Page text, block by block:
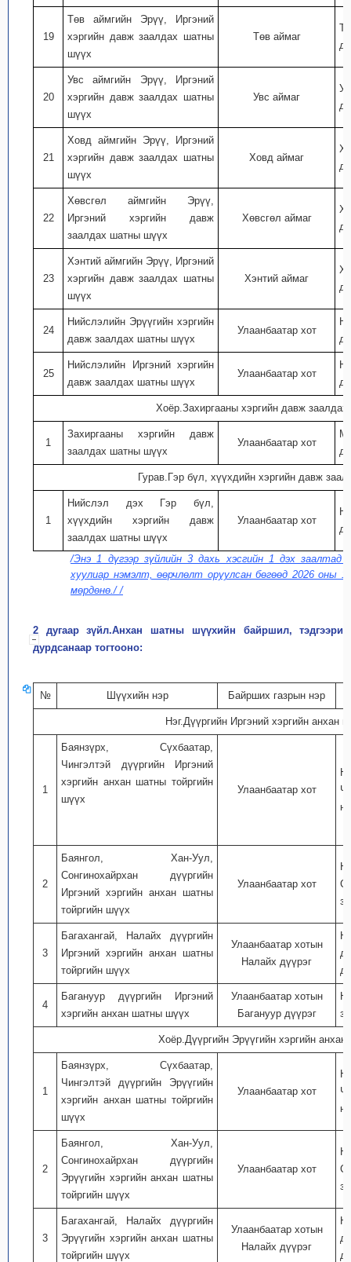
19
Төв аймгийн Эрүү, Иргэний
хэргийн давж заалдах шатны
шүүх
Төв аймаг
20
Увс аймгийн Эрүү, Иргэний
хэргийн давж заалдах шатны
шүүх
Увс аймаг
21
Ховд аймгийн Эрүү, Иргэний
хэргийн давж заалдах шатны
шүүх
Ховд аймаг
22
Хөвсгөл аймгийн Эрүү,
Иргэний хэргийн давж
заалдах шатны шүүх
Хөвсгөл аймаг
23
Хэнтий аймгийн Эрүү, Иргэний
хэргийн давж заалдах шатны
шүүх
Хэнтий аймаг
24
Нийслэлийн Эрүүгийн хэргийн
давж заалдах шатны шүүх
Улаанбаатар хот
25
Нийслэлийн Иргэний хэргийн
давж заалдах шатны шүүх
Улаанбаатар хот
Хоёр.Захиргааны хэргийн давж
1
Захиргааны хэргийн давж
заалдах шатны шүүх
Улаанбаатар хот
Гурав.Гэр бүл, хүүхдийн хэргийн давж
1
Нийслэл дэх Гэр бүл,
хүүхдийн хэргийн давж
заалдах шатны шүүх
Улаанбаатар хот
/Энэ 1 дүгээр зүйлийн 3 дахь хэсгийн 1 дэх
хуулиар нэмэлт, өөрчлөлт оруулсан бөгөөд 2026 оны
мөрдөнө./ /
2 дугаар зүйл.Анхан шатны шүүхийн байршил,
дурдсанаар тогтооно:
№ Шүүхийн нэр Байрших газрын нэр
Нэг.Дүүргийн Иргэний хэргийн анхан
1
Баянзүрх, Сүхбаатар,
Чингэлтэй дүүргийн Иргэний
хэргийн анхан шатны тойргийн
шүүх
Улаанбаатар хот
2
Баянгол, Хан-Уул,
Сонгинохайрхан дүүргийн
Иргэний хэргийн анхан шатны
тойргийн шүүх
Улаанбаатар хот
3
Багахангай, Налайх дүүргийн
Иргэний хэргийн анхан шатны
тойргийн шүүх
Улаанбаатар хотын
Налайх дүүрэг
4
Багануур дүүргийн Иргэний
хэргийн анхан шатны шүүх
Улаанбаатар хотын
Багануур дүүрэг
Хоёр.Дүүргийн Эрүүгийн хэргийн
1
Баянзүрх, Сүхбаатар,
Чингэлтэй дүүргийн Эрүүгийн
хэргийн анхан шатны тойргийн
шүүх
Улаанбаатар хот
2
Баянгол, Хан-Уул,
Сонгинохайрхан дүүргийн
Эрүүгийн хэргийн анхан шатны
тойргийн шүүх
Улаанбаатар хот
3
Багахангай, Налайх дүүргийн
Эрүүгийн хэргийн анхан шатны
тойргийн шүүх
Улаанбаатар хотын
Налайх дүүрэг